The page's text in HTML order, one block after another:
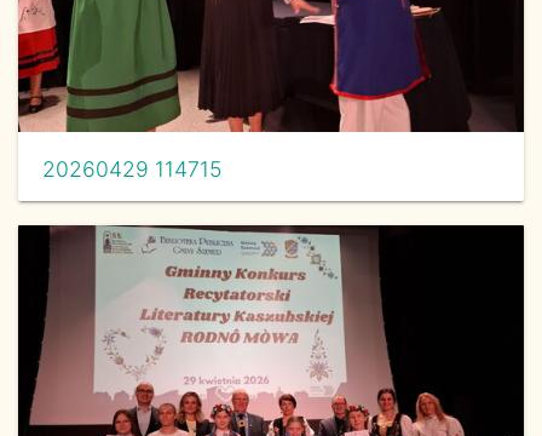
20260429 114715